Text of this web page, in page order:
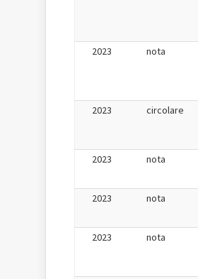
2023 nota
2023 circolare
2023 nota
2023 nota
2023 nota